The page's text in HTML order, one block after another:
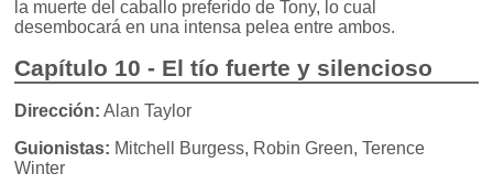
la muerte del caballo preferido de Tony, lo cual
desembocará en una intensa pelea entre ambos.
Capítulo 10 - El tío fuerte y silencioso
Dirección: Alan Taylor
Guionistas: Mitchell Burgess, Robin Green, Terence
Winter